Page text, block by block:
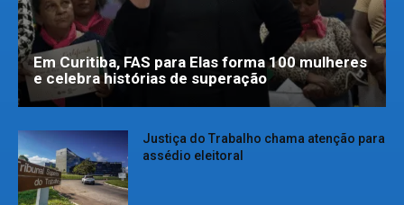
Em Curitiba, FAS para Elas forma 100 mulheres
e celebra histórias de superação
Justiça do Trabalho chama atenção para
assédio eleitoral